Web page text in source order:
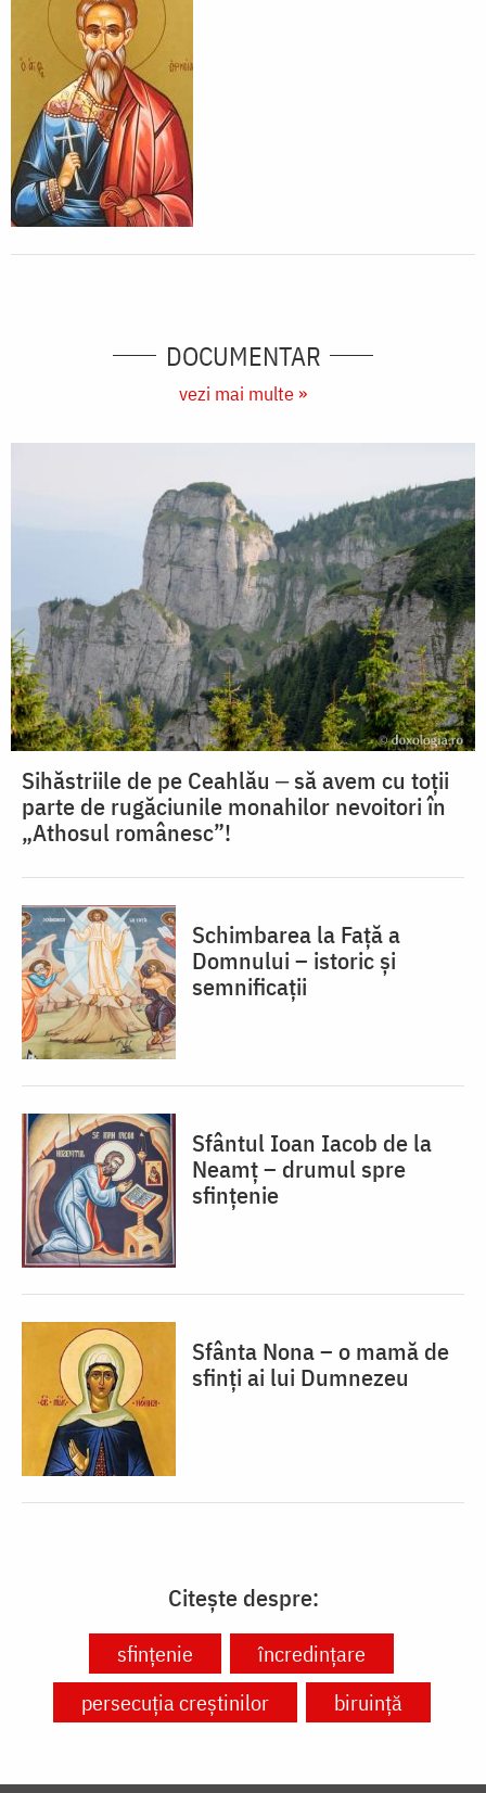
DOCUMENTAR
vezi mai multe »
Sihăstriile de pe Ceahlău ‒ să avem cu toții
parte de rugăciunile monahilor nevoitori în
„Athosul românesc”!
Schimbarea la Față a
Domnului – istoric și
semnificații
Sfântul Ioan Iacob de la
Neamț – drumul spre
sfințenie
Sfânta Nona – o mamă de
sfinți ai lui Dumnezeu
Citește despre:
sfințenie
încredințare
persecuția creștinilor
biruință